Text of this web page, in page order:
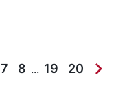
7 8 ... 19 20